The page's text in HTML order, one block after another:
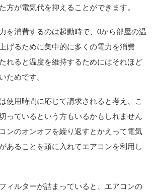
方が電気代を抑えることができます。
を消費するのは起動時で、0から部屋の温
げるために集中的に多くの電力を消費
れると温度を維持するためにはそれほど
ためです。
使用時間に応じて請求されると考え、こ
っているという方もいるかもしれません
ンのオンオフを繰り返すとかえって電気
あることを頭に入れてエアコンを利用し
ィルターが詰まっていると、エアコンの